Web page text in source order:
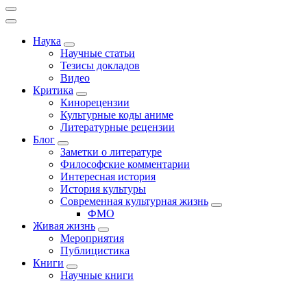
Наука
Научные статьи
Тезисы докладов
Видео
Критика
Кинорецензии
Культурные коды аниме
Литературные рецензии
Блог
Заметки о литературе
Философские комментарии
Интересная история
История культуры
Современная культурная жизнь
ФМО
Живая жизнь
Мероприятия
Публицистика
Книги
Научные книги